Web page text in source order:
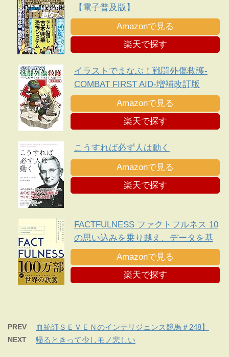
【電子普及版】
Amazonで見る
楽天で探す
イラストでまなぶ！戦闘外傷救護-
COMBAT FIRST AID-増補改訂版
Amazonで見る
楽天で探す
こうすれば必ず人は動く
Amazonで見る
楽天で探す
FACTFULNESS ファクトフルネス 10
の思い込みを乗り越え、データを基
に世界を正しく見る習慣
Amazonで見る
楽天で探す
PREV 血統師ＳＥＶＥＮのインテリジェンス競馬＃248】
NEXT 帰るときって少しモノ悲しい